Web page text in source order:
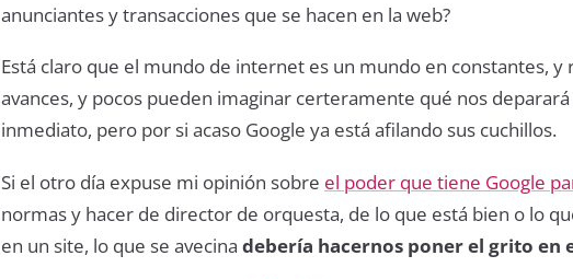
anunciantes y transacciones que se hacen en la web?
Está claro que el mundo de internet es un mundo en constantes, y
avances, y pocos pueden imaginar certeramente qué nos
inmediato, pero por si acaso Google ya está afilando sus cuchillos.
Si el otro día expuse mi opinión sobre el poder que tiene Google
normas y hacer de director de orquesta, de lo que está bien o lo
en un site, lo que se avecina debería hacernos poner el grito en